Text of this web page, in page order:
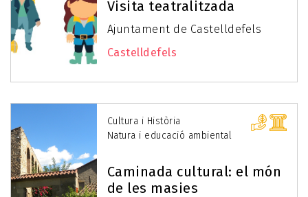
Visita teatralitzada
Ajuntament de Castelldefels
Castelldefels
Cultura i Història
Natura i educació ambiental
Caminada cultural: el món
de les masies